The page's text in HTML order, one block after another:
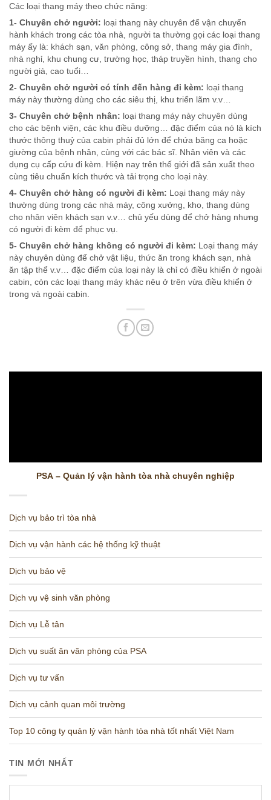
Các loại thang máy theo chức năng:
1- Chuyên chở người: loại thang này chuyên để vận chuyển
hành khách trong các tòa nhà, người ta thường gọi các loại thang
máy ấy là: khách sạn, văn phòng, công sở, thang máy gia đình,
nhà nghỉ, khu chung cư, trường học, tháp truyền hình, thang cho
người già, cao tuổi…
2- Chuyên chở người có tính đến hàng đi kèm: loại thang
máy này thường dùng cho các siêu thị, khu triển lãm v.v…
3- Chuyên chở bệnh nhân: loại thang máy này chuyên dùng
cho các bệnh viện, các khu điều dưỡng… đặc điểm của nó là kích
thước thông thuỷ của cabin phải đủ lớn để chứa băng ca hoặc
giường của bệnh nhân, cùng với các bác sĩ. Nhân viên và các
dụng cụ cấp cứu đi kèm. Hiện nay trên thế giới đã sản xuất theo
cùng tiêu chuẩn kích thước và tải trọng cho loại này.
4- Chuyên chở hàng có người đi kèm: Loại thang máy này
thường dùng trong các nhà máy, công xưởng, kho, thang dùng
cho nhân viên khách sạn v.v… chủ yếu dùng để chở hàng nhưng
có người đi kèm để phục vụ.
5- Chuyên chở hàng không có người đi kèm: Loại thang máy
này chuyên dùng để chở vật liệu, thức ăn trong khách sạn, nhà
ăn tập thể v.v… đặc điểm của loại này là chỉ có điều khiển ở ngoài
cabin, còn các loại thang máy khác nêu ở trên vừa điều khiển ở
trong và ngoài cabin.
PSA – Quản lý vận hành tòa nhà chuyên nghiệp
Dịch vụ bảo trì tòa nhà
Dịch vụ vận hành các hệ thống kỹ thuật
Dịch vụ bảo vệ
Dịch vụ vệ sinh văn phòng
Dịch vụ Lễ tân
Dịch vụ suất ăn văn phòng của PSA
Dịch vụ tư vấn
Dịch vụ cảnh quan môi trường
Top 10 công ty quản lý vận hành tòa nhà tốt nhất Việt Nam
TIN MỚI NHẤT